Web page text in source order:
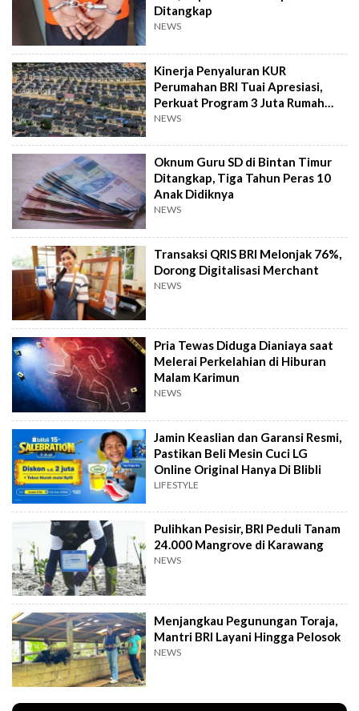
Ditangkap
NEWS
Kinerja Penyaluran KUR
Perumahan BRI Tuai Apresiasi,
Perkuat Program 3 Juta Rumah
Pemerintah
NEWS
Oknum Guru SD di Bintan Timur
Ditangkap, Tiga Tahun Peras 10
Anak Didiknya
NEWS
Transaksi QRIS BRI Melonjak 76%,
Dorong Digitalisasi Merchant
NEWS
Pria Tewas Diduga Dianiaya saat
Melerai Perkelahian di Hiburan
Malam Karimun
NEWS
Jamin Keaslian dan Garansi Resmi,
Pastikan Beli Mesin Cuci LG
Online Original Hanya Di Blibli
LIFESTYLE
Pulihkan Pesisir, BRI Peduli Tanam
24.000 Mangrove di Karawang
NEWS
Menjangkau Pegunungan Toraja,
Mantri BRI Layani Hingga Pelosok
NEWS